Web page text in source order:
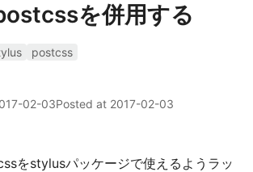
を併用する
postcss
02-03Posted at 2017-02-03
をstylusパッケージで使えるようラッ